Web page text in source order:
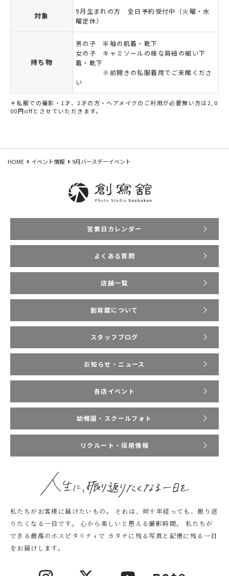
対象
9月生まれの方 全日予約受付中（火曜・水
曜定休）
持ち物
男の子 半袖の肌着・靴下
女の子 キャミソールの様な肩紐の細い下
着・靴下
※前開きの私服着用でご来館くださ
い
＊私服での撮影・1才、2才の方・ヘアメイクのご利用が必要無い方は2,0
00円offとさせていただきます。
HOME イベント情報 9月バースデーイベント
営業日カレンダー
よくある質問
店舗一覧
創寫舘について
スタッフブログ
お知らせ・ニュース
各店イベント
幼稚園・スクールフォト
リクルート・採用情報
私たちがお客様に届けたいもの。
それは、何十年経っても、振り返
りたくなる一日です。
心から楽しいと思える撮影時間。
私たちが
できる最高のホスピタリティで カタチに残る写真と記憶に残る一日
をお届けします。